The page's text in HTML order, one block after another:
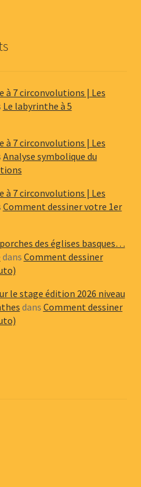
à 7 circonvolutions | Les
Le labyrinthe à 5
à 7 circonvolutions | Les
Analyse symbolique du
à 7 circonvolutions | Les
Comment dessiner votre 1er
des églises basques…
dans Comment dessiner
le stage édition 2026 niveau
dans Comment dessiner